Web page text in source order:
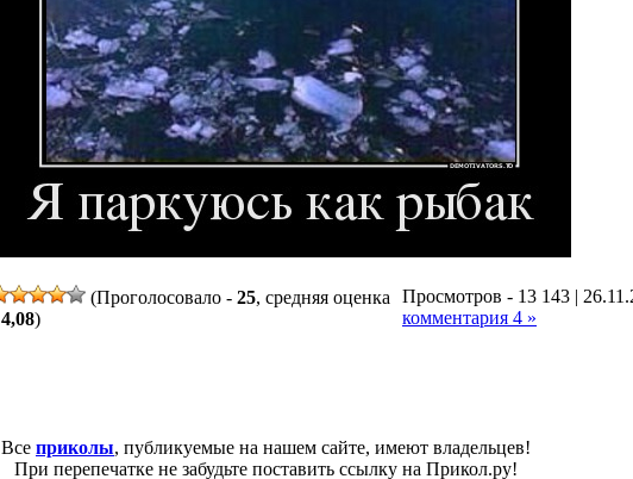
(Проголосовало - 25, средняя оценка
4,08)
Просмотров - 13 143 |
комментария 4 »
Все приколы, публикуемые на нашем сайте, имеют владельцев!
При перепечатке не забудьте поставить ссылку на Прикол.ру!